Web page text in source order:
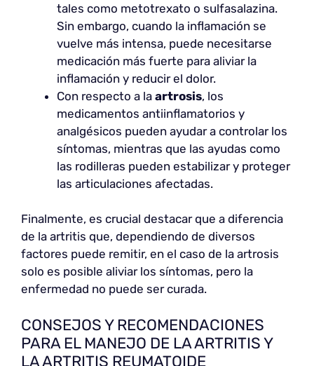
tales como metotrexato o sulfasalazina.
Sin embargo, cuando la inflamación se
vuelve más intensa, puede necesitarse
medicación más fuerte para aliviar la
inflamación y reducir el dolor.
Con respecto a la artrosis, los
medicamentos antiinflamatorios y
analgésicos pueden ayudar a controlar los
síntomas, mientras que las ayudas como
las rodilleras pueden estabilizar y proteger
las articulaciones afectadas.
Finalmente, es crucial destacar que a diferencia
de la artritis que, dependiendo de diversos
factores puede remitir, en el caso de la artrosis
solo es posible aliviar los síntomas, pero la
enfermedad no puede ser curada.
CONSEJOS Y RECOMENDACIONES
PARA EL MANEJO DE LA ARTRITIS Y
LA ARTRITIS REUMATOIDE